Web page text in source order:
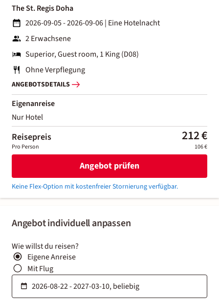
Angebot individuell anpassen
Wie willst du reisen?
Eigene Anreise
Mit Flug
The St. Regis Doha
2026-09-05 - 2026-09-06| Eine Hotelnacht
2 Erwachsene
Superior, Guest room, 1 King (D08)
Ohne Verpflegung
ANGEBOTSDETAILS
Eigenanreise
Nur Hotel
Reisepreis 212 €
Pro Person 106 €
Angebot prüfen
Keine Flex-Option mit kostenfreier Stornierung verfügbar.